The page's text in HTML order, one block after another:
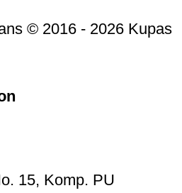
© 2016 - 2026 Kupas
15, Komp. PU